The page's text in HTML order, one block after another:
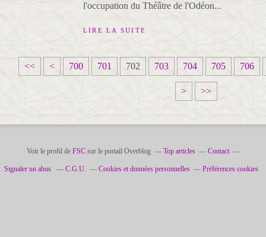
l'occupation du Théâtre de l'Odéon...
LIRE LA SUITE
<< < 700 701 702 703 704 705 706
> >>
Voir le profil de FSCsur le portail Overblog Top articles Contact
Signaler un abus C.G.U. Cookies et données personnelles Préférences cookies